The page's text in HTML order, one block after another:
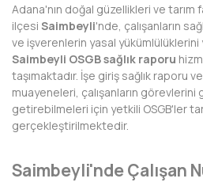
ARDAHAN
ARTVİN
AYDIN
BALIKESİR
BATMAN
Adana'nın doğal güzellikleri ve tarım
ilçesi Saimbeyli'nde, çalışanların
ve işverenlerin yasal
Saimbeyli OSGB sağlık raporu
taşımaktadır. İşe giriş sağlık raporu
muayeneleri, çalışanların
getirebilmeleri için yetkili OSGB'ler
gerçekleştirilmektedir.
Saimbeyli'nde Çalışan